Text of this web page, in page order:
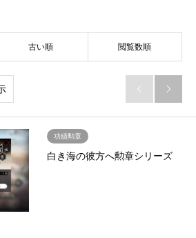
古い順 閲覧数順
 
功績勲章
白き海の彼方へ勲章シリーズ